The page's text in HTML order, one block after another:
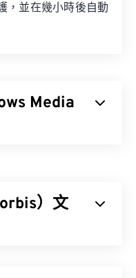
，並在幾小時後自動
Media
更新版本：
WMA
）文